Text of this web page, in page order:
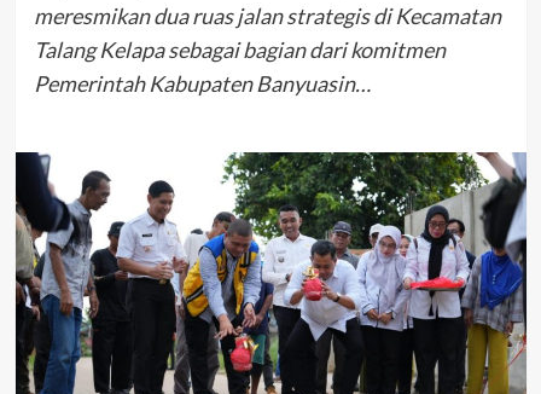
meresmikan dua ruas jalan strategis di Kecamatan
Talang Kelapa sebagai bagian dari komitmen
Pemerintah Kabupaten Banyuasin…